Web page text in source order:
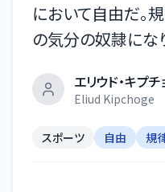
において自由だ。
の気分の奴隷にな
エリウド・キプ
Eliud Kipchoge
スポーツ 自由 規